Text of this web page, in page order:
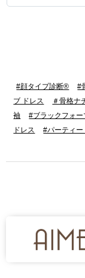
#顔タイプ診断® #
ブ ドレス
＃骨格ナ
袖
#ブラックフォー
ドレス
#パーティ